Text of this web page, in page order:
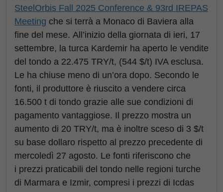
SteelOrbis Fall 2025 Conference & 93rd IREPAS
Meeting che si terrà a Monaco di Baviera alla
fine del mese. All’inizio della giornata di ieri, 17
settembre, la turca Kardemir ha aperto le vendite
del tondo a 22.475 TRY/t, (544 $/t) IVA esclusa.
Le ha chiuse meno di un’ora dopo. Secondo le
fonti, il produttore è riuscito a vendere circa
16.500 t di tondo grazie alle sue condizioni di
pagamento vantaggiose. Il prezzo mostra un
aumento di 20 TRY/t, ma è inoltre sceso di 3 $/t
su base dollaro rispetto al prezzo precedente di
mercoledì 27 agosto. Le fonti riferiscono che
i prezzi praticabili del tondo nelle regioni turche
di Marmara e Izmir, compresi i prezzi di Icdas